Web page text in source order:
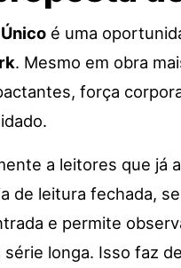
é uma
. Mesmo em obra
força
a leitores que já
de leitura fechada,
e permite
longa. Isso faz de